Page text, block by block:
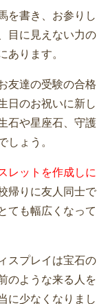
を書き、お参りし
目に見えない力の
あります。
友達の受験の合格
日のお祝いに新し
石や星座石、守護
しょう。
レットを作成しに
帰りに友人同士で
ても幅広くなって
スプレイは宝石の
のような来る人を
に少なくなりまし